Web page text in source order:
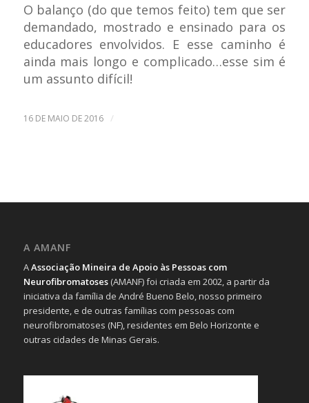
O balanço (do que temos feito) tem que ser
demandado, mostrado e ensinado para os
educadores envolvidos. E esse caminho é
ainda mais longo e complicado…esse sim é
um assunto difícil!
16 DE MAIO DE 2016 /
A AMANF
AAssociação Mineira de Apoio às Pessoas com
Neurofibromatoses(AMANF) foi criada em 2002, a partir da
iniciativa da família de André Bueno Belo, nosso primeiro
presidente, e de outras famílias com pessoas com
neurofibromatoses (NF), residentes em Belo Horizonte e
outras cidades de Minas Gerais.